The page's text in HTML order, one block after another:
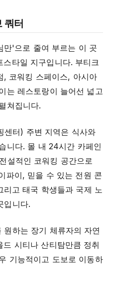
쿼터
'으로 줄여 부르는 이 곳
스타일 지구입니다. 부티크
, 코워킹 스페이스, 아시아
는 레스토랑이 늘어선 넓고
쳐집니다.
터) 주변 지역은 식사와
니다. 몰 내 24시간 카페인
설적인 코워킹 공간으로
파이, 믿을 수 있는 전원 콘
고 태국 학생들과 국제 노
입니다.
하는 장기 체류자의 자연
시티나 산티탐만큼 정취
기능적이고 도보로 이동하